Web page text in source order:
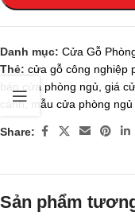
Danh mục: Cửa Gỗ
Thẻ: cửa gỗ công nghiệp
bán cửa phòng ngủ giá
cánh, mẫu cửa phòng ngủ
Share:
Sản phẩm